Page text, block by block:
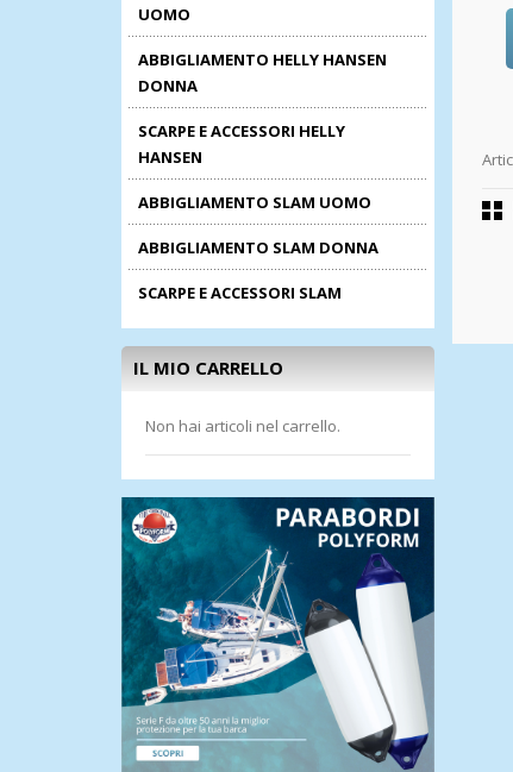
UOMO
ABBIGLIAMENTO HELLY HANSEN
DONNA
SCARPE E ACCESSORI HELLY
HANSEN
ABBIGLIAMENTO SLAM UOMO
ABBIGLIAMENTO SLAM DONNA
SCARPE E ACCESSORI SLAM
IL MIO CARRELLO
Non hai articoli nel carrello.